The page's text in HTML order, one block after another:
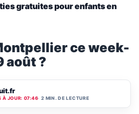
gratuites pour enfants en
ce week-
août ?
À JOUR: 07:46 2 MIN. DE LECTURE